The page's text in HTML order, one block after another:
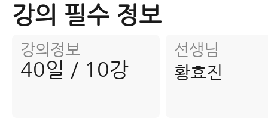
강의 필수 정보
강의정보
40일 / 10강
선생님
황효진